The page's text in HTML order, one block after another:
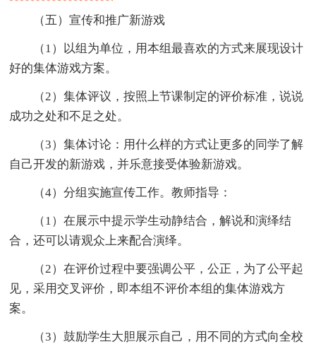
（五）宣传和推广新游戏
（1）以组为单位，用本组最喜欢的方式来展现设计
好的集体游戏方案。
（2）集体评议，按照上节课制定的评价标准，说说
成功之处和不足之处。
（3）集体讨论：用什么样的方式让更多的同学了解
自己开发的新游戏，并乐意接受体验新游戏。
（4）分组实施宣传工作。教师指导：
（1）在展示中提示学生动静结合，解说和演绎结
合，还可以请观众上来配合演绎。
（2）在评价过程中要强调公平，公正，为了公平起
见，采用交叉评价，即本组不评价本组的集体游戏方
案。
（3）鼓励学生大胆展示自己，用不同的方式向全校